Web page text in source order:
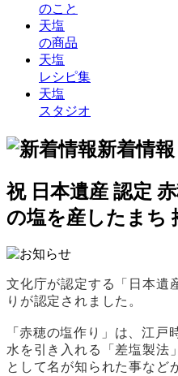
のこと
天塩
の商品
天塩
レシピ集
天塩
スタジオ
新着情報
祝 日本遺産 認定
の塩を産したまち
文化庁が認定する「日本遺
りが認定されました。
「 赤穂の塩作り」は、江戸
水を引き入れる「差塩製法
として名が知られた事など